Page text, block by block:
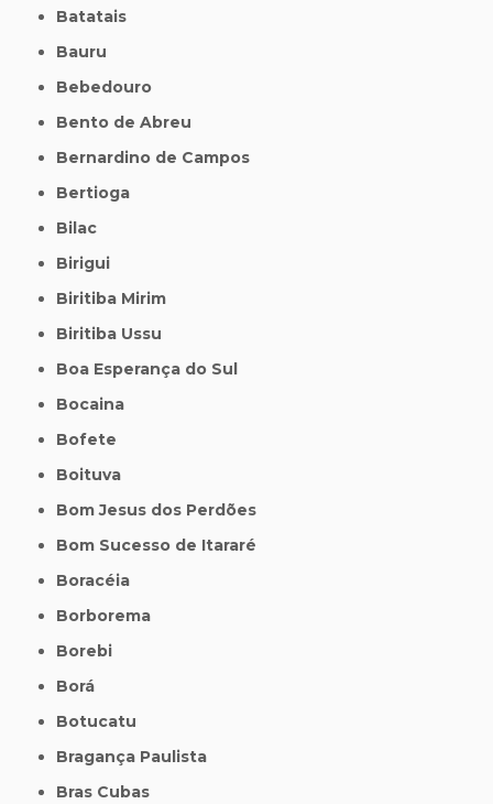
Batatais
Bauru
Bebedouro
Bento de Abreu
Bernardino de Campos
Bertioga
Bilac
Birigui
Biritiba Mirim
Biritiba Ussu
Boa Esperança do Sul
Bocaina
Bofete
Boituva
Bom Jesus dos Perdões
Bom Sucesso de Itararé
Boracéia
Borborema
Borebi
Borá
Botucatu
Bragança Paulista
Bras Cubas